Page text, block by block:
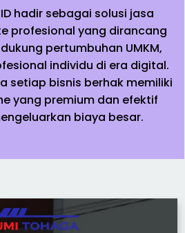
hadir sebagai solusi jasa
profesional yang dirancang
pertumbuhan UMKM,
individu di era digital.
setiap bisnis berhak memiliki
yang premium dan efektif
biaya besar.